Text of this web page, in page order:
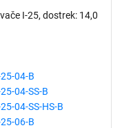
I-25, dostrek: 14,0
04-B
04-SS-B
04-SS-HS-B
06-B